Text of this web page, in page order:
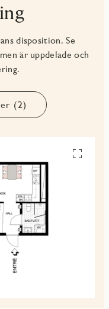
disposition. Se
är uppdelade och
(2)
Se